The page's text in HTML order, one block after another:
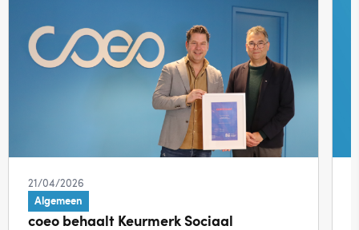
21/04/2026
Algemeen
coeo behaalt Keurmerk Sociaal